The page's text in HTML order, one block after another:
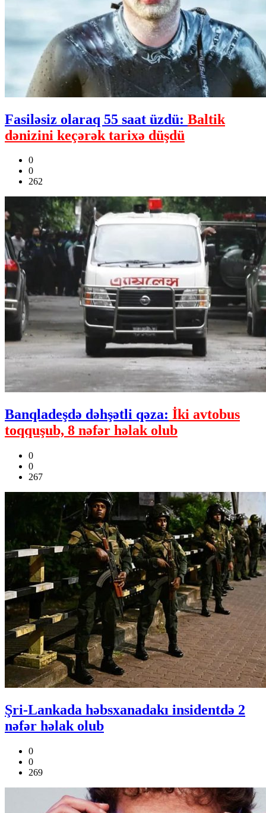
Fasiləsiz olaraq 55 saat üzdü: Baltik
dənizini keçərək tarixə düşdü
0
0
262
Banqladeşdə dəhşətli qəza: İki avtobus
toqquşub, 8 nəfər həlak olub
0
0
267
Şri-Lankada həbsxanadakı insidentdə 2
nəfər həlak olub
0
0
269